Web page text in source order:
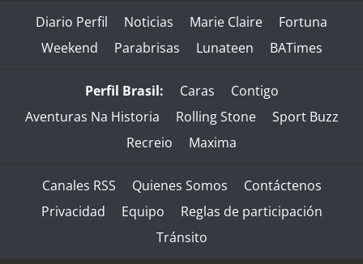
Diario Perfil Noticias Marie Claire
Fortuna
Weekend
Parabrisas Lunateen BATimes
Perfil Brasil: Caras
Contigo
Aventuras Na Historia
Rolling Stone
Sport Buzz
Recreio
Maxima
Canales RSS Quienes Somos
Contáctenos
Privacidad
Equipo
Reglas de participación
Tránsito